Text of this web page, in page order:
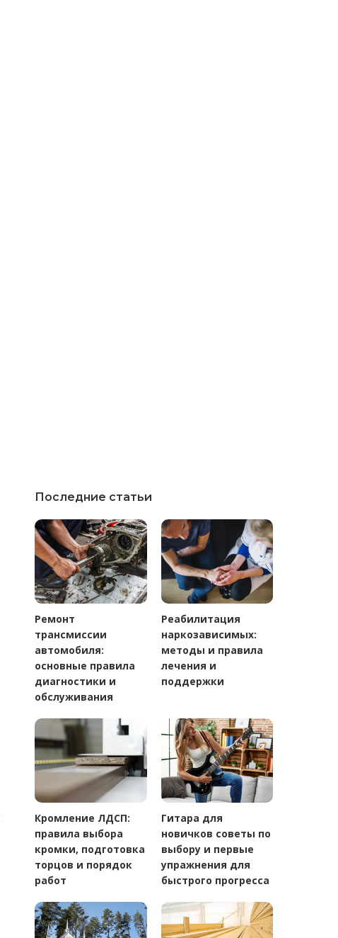
Последние статьи
Ремонт
трансмиссии
автомобиля:
основные правила
диагностики и
обслуживания
Реабилитация
наркозависимых:
методы и правила
лечения и
поддержки
Кромление ЛДСП:
правила выбора
кромки, подготовка
торцов и порядок
работ
Гитара для
новичков советы по
выбору и первые
упражнения для
быстрого прогресса